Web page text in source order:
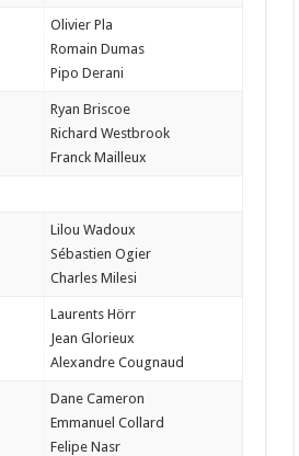
Olivier Pla
Romain Dumas
Pipo Derani
Ryan Briscoe
Richard Westbrook
Franck Mailleux
Lilou Wadoux
Sébastien Ogier
Charles Milesi
Laurents Hörr
Jean Glorieux
Alexandre Cougnaud
Dane Cameron
Emmanuel Collard
Felipe Nasr